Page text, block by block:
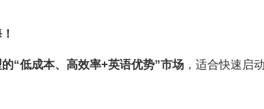
“低成本、高效率+英语优势”市场 ，适合快速启